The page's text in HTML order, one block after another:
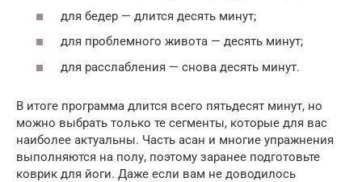
для бедер — длится десять минут;
для проблемного живота — десять минут;
для расслабления — снова десять минут.
В итоге программа длится всего пятьдесят минут, но
можно выбрать только те сегменты, которые для вас
наиболее актуальны. Часть асан и многие упражнения
выполняются на полу, поэтому заранее подготовьте
коврик для йоги. Даже если вам не доводилось